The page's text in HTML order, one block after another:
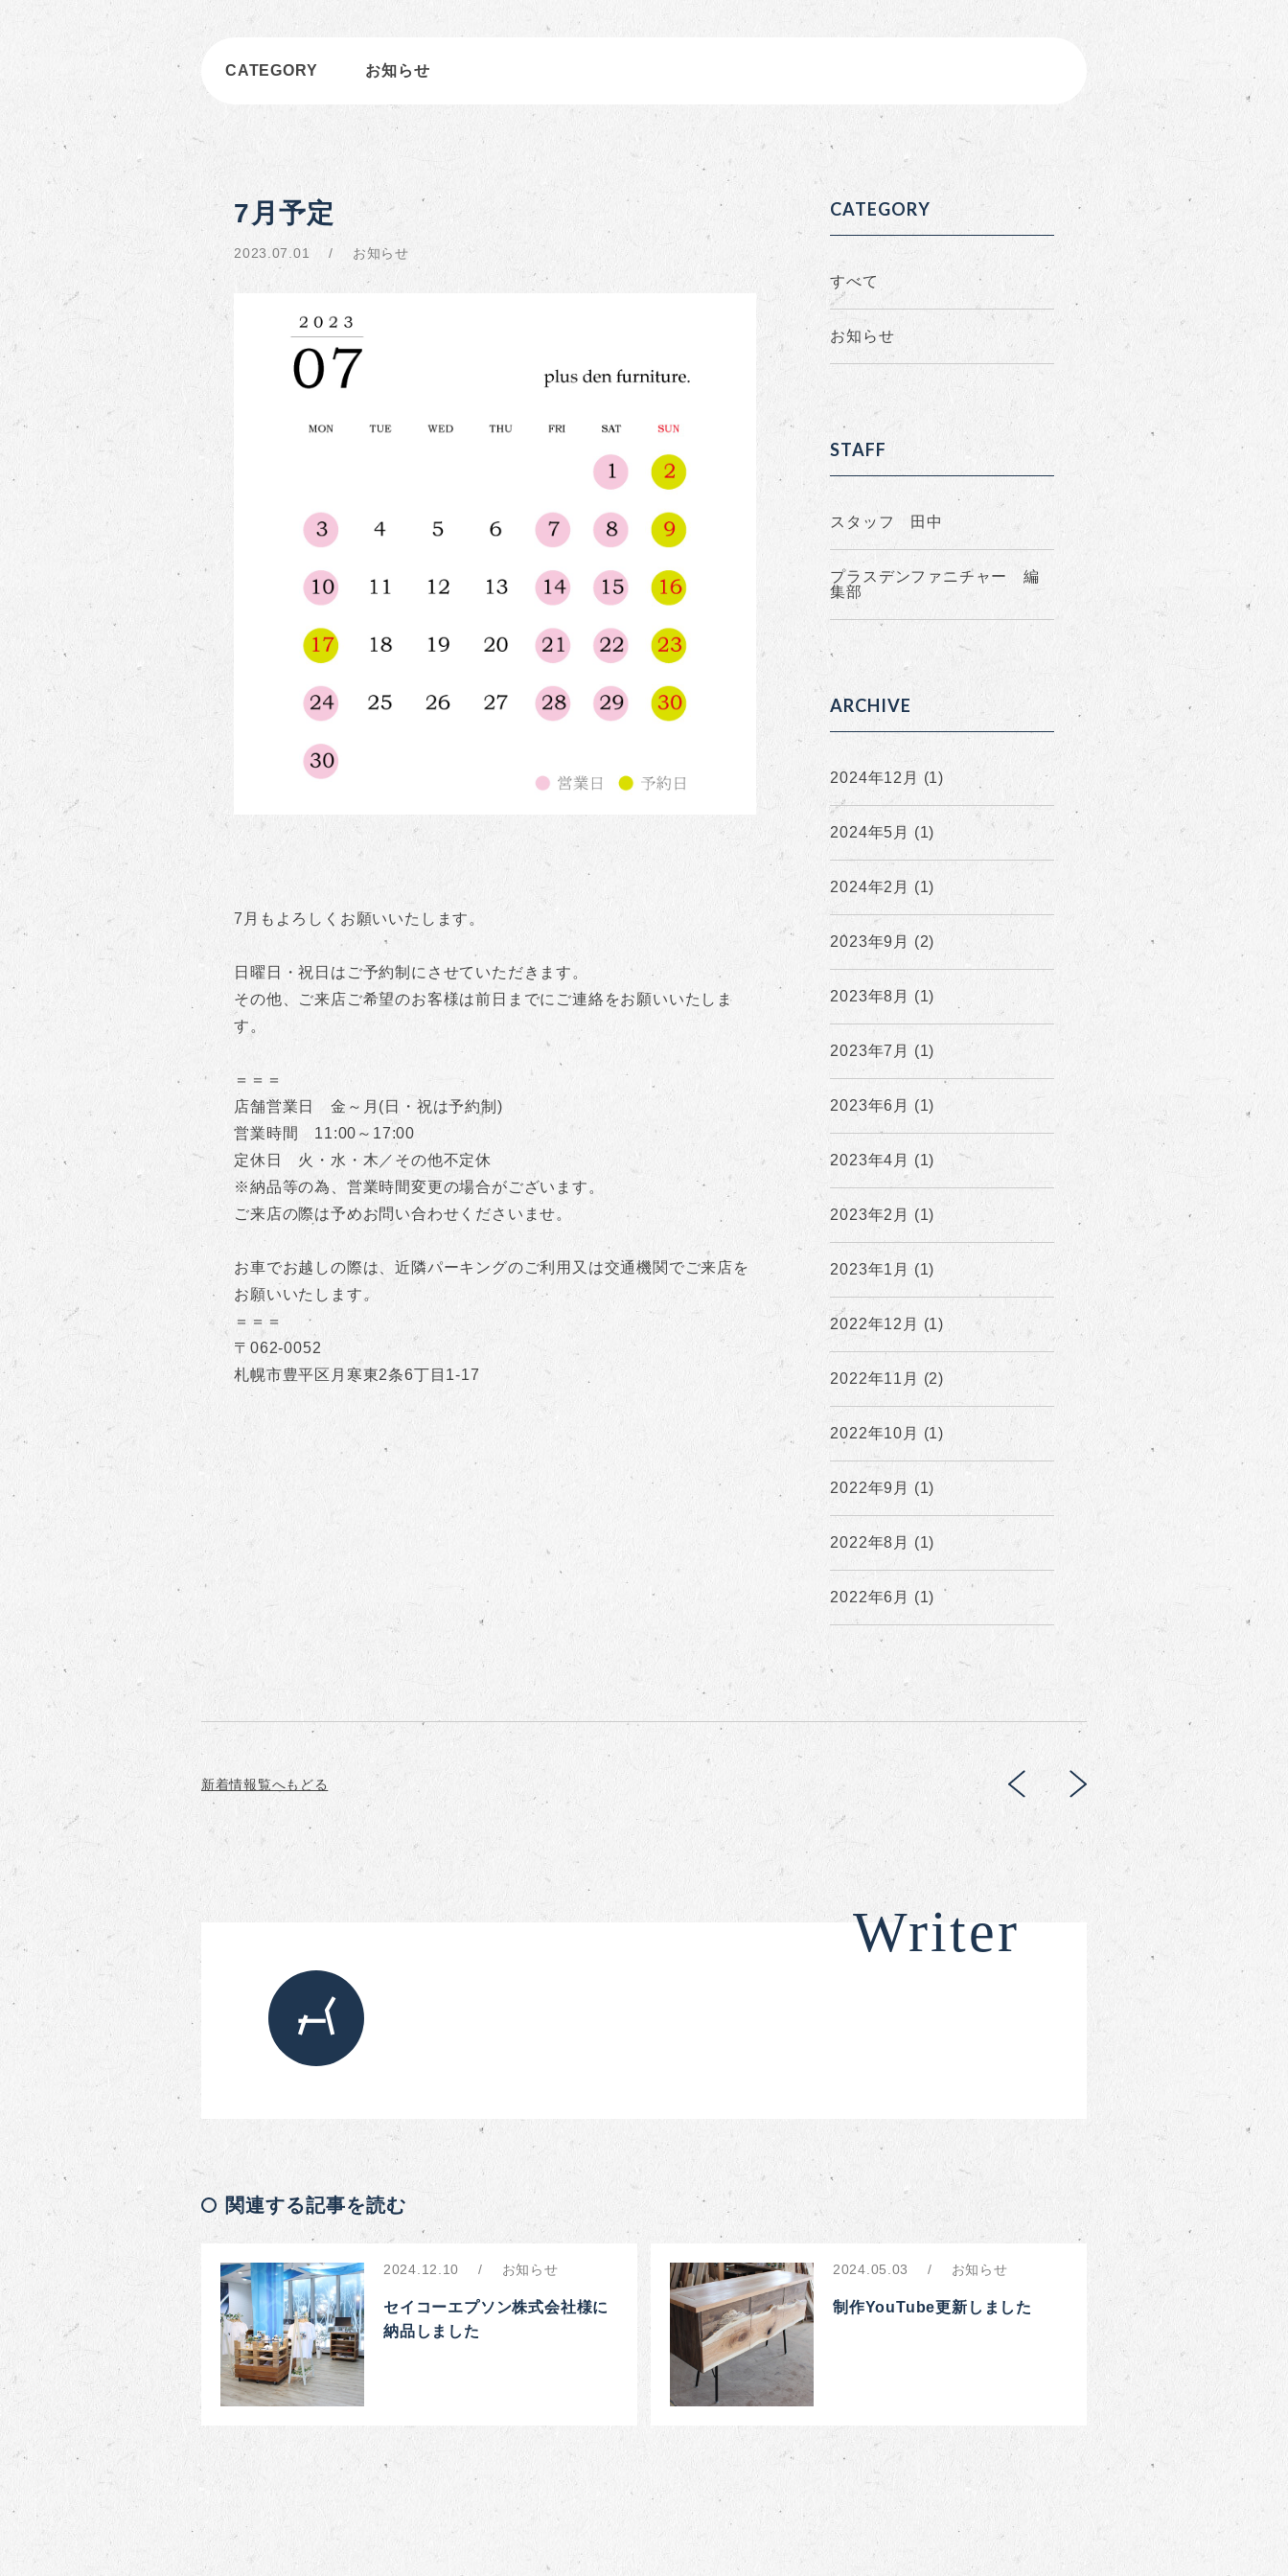
CATEGORY お知らせ
7月予定
2023.07.01 お知らせ
7月もよろしくお願いいたします。
日曜日・祝日はご予約制にさせていただきます。
その他、ご来店ご希望のお客様は前日までにご連絡をお願いいたしま
す。
＝＝＝
店舗営業日 金～月(日・祝は予約制)
営業時間 11:00～17:00
定休日 火・水・木／その他不定休
※納品等の為、営業時間変更の場合がございます。
ご来店の際は予めお問い合わせくださいませ。
お車でお越しの際は、近隣パーキングのご利用又は交通機関でご来店を
お願いいたします。
＝＝＝
〒062-0052
札幌市豊平区月寒東2条6丁目1-17
CATEGORY
すべて
お知らせ
STAFF
スタッフ 田中
プラスデンファニチャー 編
集部
ARCHIVE
2024年12月 (1)
2024年5月 (1)
2024年2月 (1)
2023年9月 (2)
2023年8月 (1)
2023年7月 (1)
2023年6月 (1)
2023年4月 (1)
2023年2月 (1)
2023年1月 (1)
2022年12月 (1)
2022年11月 (2)
2022年10月 (1)
2022年9月 (1)
2022年8月 (1)
2022年6月 (1)
新着情報覧へもどる
Writer
関連する記事を読む
2024.12.10 お知らせ
セイコーエプソン株式会社様に
納品しました
2024.05.03 お知らせ
制作YouTube更新しました